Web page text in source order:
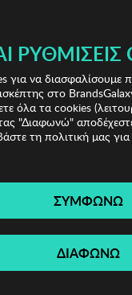
ΡΥΘΜΊΣΕΙΣ
για να διασφαλίσουμε
στο
όλα τα cookies
"Διαφωνώ"
τη πολιτική μας
ΣΥΜΦΩΝΩ
ΔΙΑΦΩΝΩ